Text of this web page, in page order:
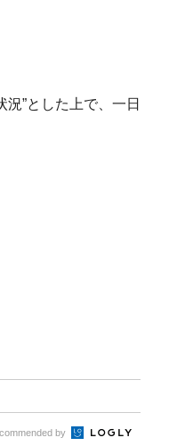
”とした上で、一日
by